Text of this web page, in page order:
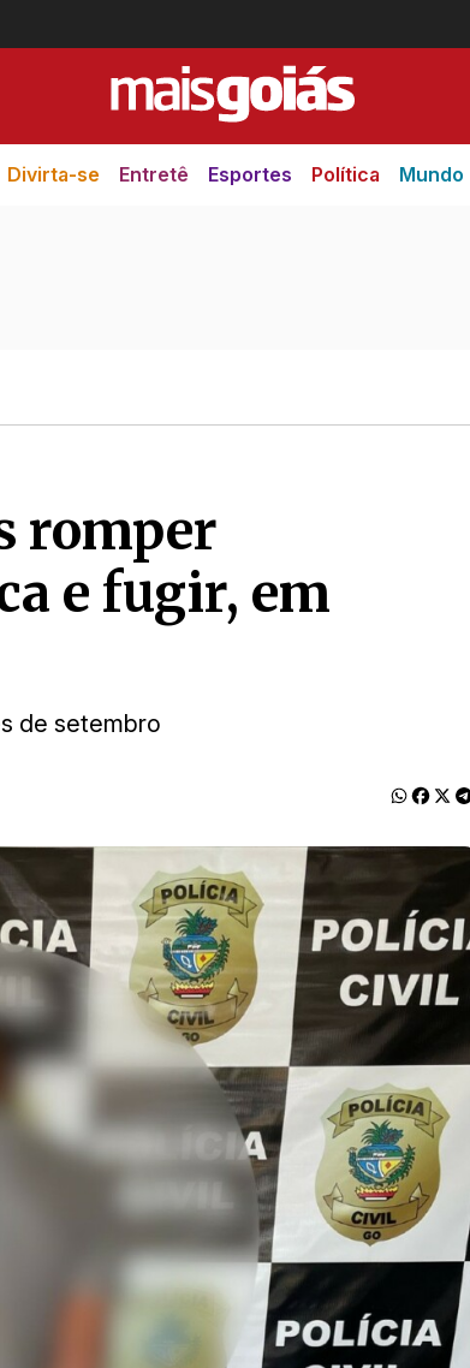
Divirta-se Entretê Esportes Política Mundo
romper
e fugir, em
de setembro